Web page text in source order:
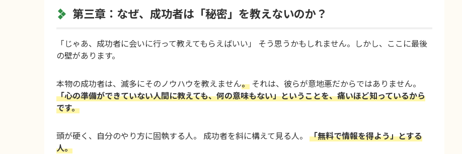
第三章：なぜ、成功者は「秘密」を教えないのか？
「じゃあ、成功者に会いに行って教えてもらえばいい」 そう思うかもしれません。しかし、ここに最後
の壁があります。
本物の成功者は、滅多にそのノウハウを教えません。 それは、彼らが意地悪だからではありません。
「心の準備ができていない人間に教えても、何の意味もない」ということを、痛いほど知っているから
です。
頭が硬く、自分のやり方に固執する人。 成功者を斜に構えて見る人。 「無料で情報を得よう」とする
人。